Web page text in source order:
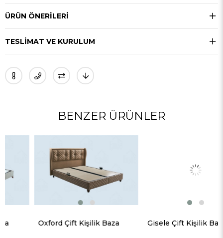
ÜRÜN ÖNERILERI
TESLIMAT VE KURULUM
BENZER ÜRÜNLER
Oxford Çift Kişilik Baza Gisele Çift Kişilik Baza